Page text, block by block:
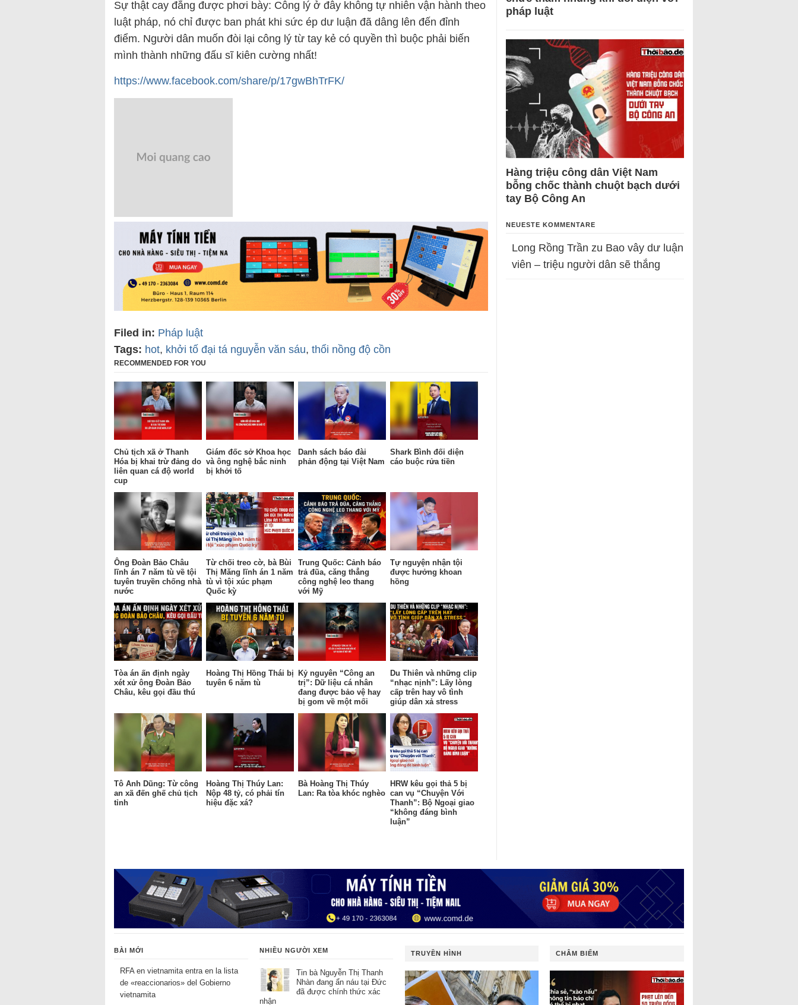
Sự thật cay đắng được phơi bày: Công lý ở đây không tự nhiên vận hành theo
luật pháp, nó chỉ được ban phát khi sức ép dư luận đã dâng lên đến đỉnh
điểm. Người dân muốn đòi lại công lý từ tay kẻ có quyền thì buộc phải biến
mình thành những đấu sĩ kiên cường nhất!
https://www.facebook.com/share/p/17gwBhTrFK/
Filed in: Pháp luật
Tags: hot, khởi tố đại tá nguyễn văn sáu, thổi nồng độ cồn
RECOMMENDED FOR YOU
Chủ tịch xã ở Thanh
Hóa bị khai trừ đảng do
liên quan cá độ world
cup
Giám đốc sở Khoa học
và ông nghệ bắc ninh
bị khởi tố
Danh sách báo đài
phản động tại Việt Nam
Shark Bình đối diện
cáo buộc rửa tiền
Ông Đoàn Bảo Châu
lĩnh án 7 năm tù về tội
tuyên truyền chống nhà
nước
Từ chối treo cờ, bà Bùi
Thị Măng lĩnh án 1 năm
tù vì tội xúc phạm
Quốc kỳ
Trung Quốc: Cảnh báo
trả đũa, căng thẳng
công nghệ leo thang
với Mỹ
Tự nguyện nhận tội
được hưởng khoan
hồng
Tòa án ấn định ngày
xét xử ông Đoàn Bảo
Châu, kêu gọi đầu thú
Hoàng Thị Hồng Thái bị
tuyên 6 năm tù
Kỷ nguyên “Công an
trị”: Dữ liệu cá nhân
đang được bảo vệ hay
bị gom về một mối
Du Thiên và những clip
“nhạc nịnh”: Lấy lòng
cấp trên hay vô tình
giúp dân xả stress
Tô Anh Dũng: Từ công
an xã đến ghế chủ tịch
tỉnh
Hoàng Thị Thúy Lan:
Nộp 48 tỷ, có phải tín
hiệu đặc xá?
Bà Hoàng Thị Thúy
Lan: Ra tòa khóc nghèo
HRW kêu gọi thả 5 bị
can vụ “Chuyện Với
Thanh”: Bộ Ngoại giao
“không đáng bình
luận”
pháp luật
Hàng triệu công dân Việt Nam
bỗng chốc thành chuột bạch dưới
tay Bộ Công An
NEUESTE KOMMENTARE
Long Rồng Trần zu Bao vây dư luận
viên – triệu người dân sẽ thắng
BÀI MỚI
RFA en vietnamita entra en la lista
de «reaccionarios» del Gobierno
vietnamita
NHIỀU NGƯỜI XEM
Tin bà Nguyễn Thị Thanh
Nhàn đang ẩn náu tại Đức
đã được chính thức xác
nhận
TRUYỀN HÌNH CHÂM BIẾM